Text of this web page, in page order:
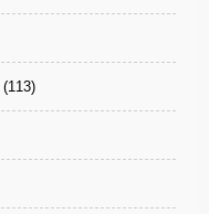
(113)